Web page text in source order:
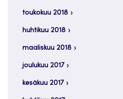
toukokuu 2018
huhtikuu 2018
maaliskuu 2018
joulukuu 2017
kesäkuu 2017